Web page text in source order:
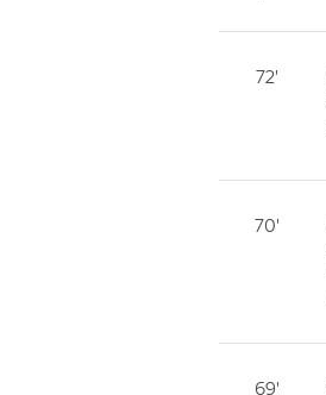
72'
70'
69'